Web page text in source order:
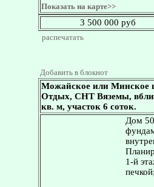
Показать на карте>>
3 500 000 руб
распечатать
Добавить в блокнот
Можайское или Минское
Отдых, СНТ Вяземы,
кв. м, участок 6 соток.
Дом
1-й